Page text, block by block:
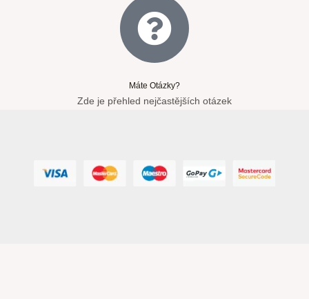
Máte Otázky?
Zde je přehled nejčastějších otázek